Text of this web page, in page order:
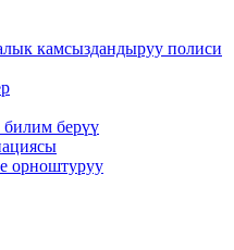
камсыздандыруу полиси
берүү
орноштуруу